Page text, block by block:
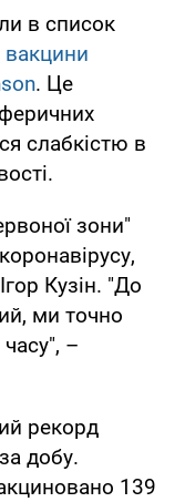
в список
вакцини
. Це
слабкістю в
зони"
Кузін. "До
ми точно
–
рекорд
добу.
139